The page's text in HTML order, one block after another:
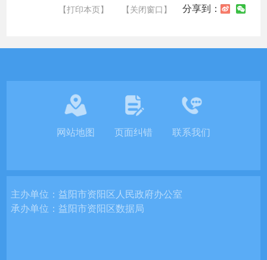
【打印本页】 【关闭窗口】 分享到：
网站地图 页面纠错 联系我们
主办单位：益阳市资阳区人民政府办公室
承办单位：益阳市资阳区数据局